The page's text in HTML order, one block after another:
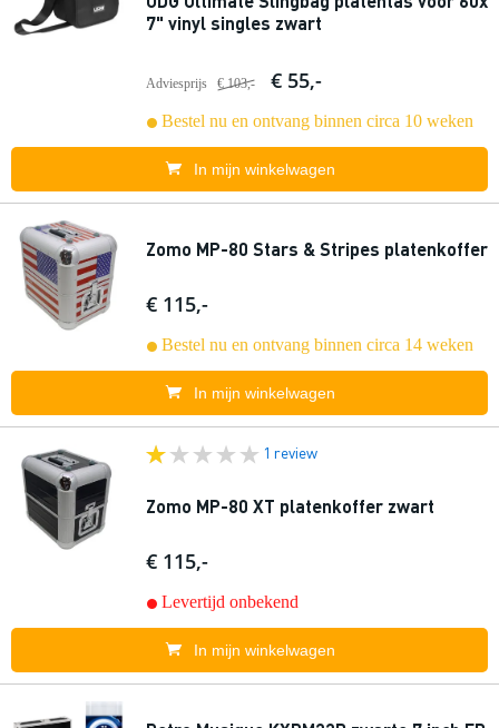
7" vinyl singles zwart
Adviesprijs € 103,- € 55,-
Bestel nu en ontvang binnen circa 10 weken
In mijn winkelwagen
Zomo MP-80 Stars & Stripes platenkoffer
€ 115,-
Bestel nu en ontvang binnen circa 14 weken
In mijn winkelwagen
1 review
Zomo MP-80 XT platenkoffer zwart
€ 115,-
Levertijd onbekend
In mijn winkelwagen